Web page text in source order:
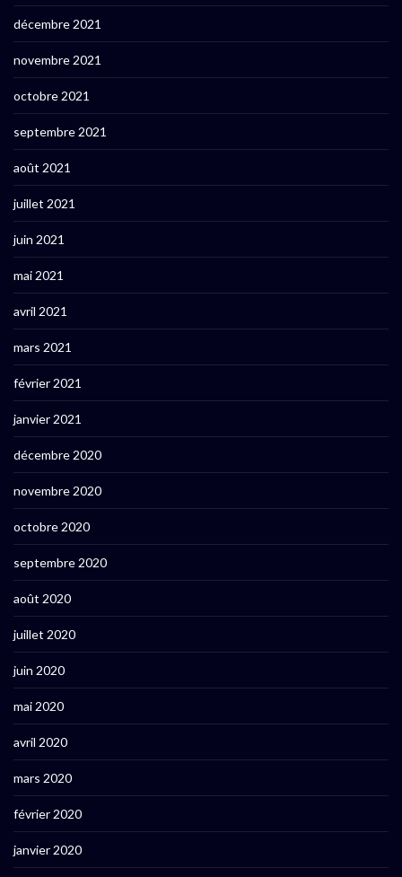
décembre 2021
novembre 2021
octobre 2021
septembre 2021
août 2021
juillet 2021
juin 2021
mai 2021
avril 2021
mars 2021
février 2021
janvier 2021
décembre 2020
novembre 2020
octobre 2020
septembre 2020
août 2020
juillet 2020
juin 2020
mai 2020
avril 2020
mars 2020
février 2020
janvier 2020